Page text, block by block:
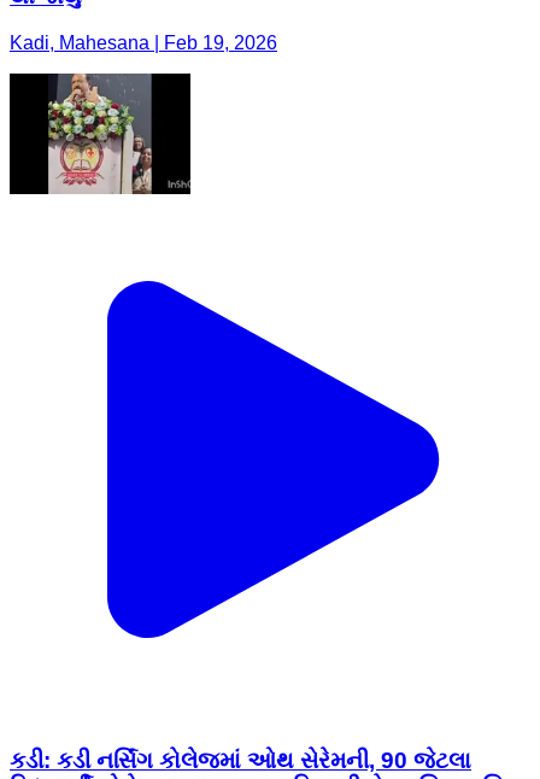
Kadi, Mahesana | Feb 19, 2026
કડી: કડી નર્સિંગ કોલેજમાં ઓથ સેરેમની, 90 જેટલા